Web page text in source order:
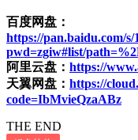
百度网盘：
https://pan.baidu.com/
pwd=zgiw#list/
阿里云盘： https://
天翼网盘： https://
code=IbMvieQzaABz
THE END